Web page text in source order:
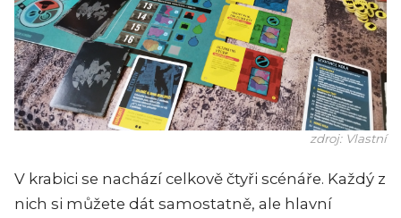
zdroj: Vlastní
V krabici se nachází celkově čtyři scénáře. Každý z
nich si můžete dát samostatně, ale hlavní